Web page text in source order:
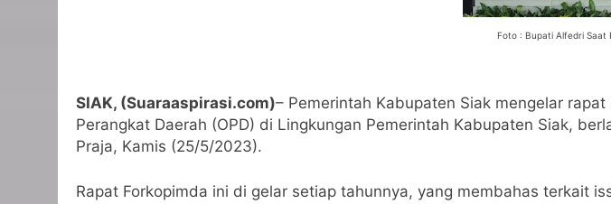
Foto : Bupati Alfedri Saat
SIAK, (Suaraaspirasi.com)– Pemerintah Kabupaten Siak mengelar
Perangkat Daerah (OPD) di Lingkungan Pemerintah Kabupaten Siak,
Praja, Kamis (25/5/2023).
Rapat Forkopimda ini di gelar setiap tahunnya, yang membahas terkait